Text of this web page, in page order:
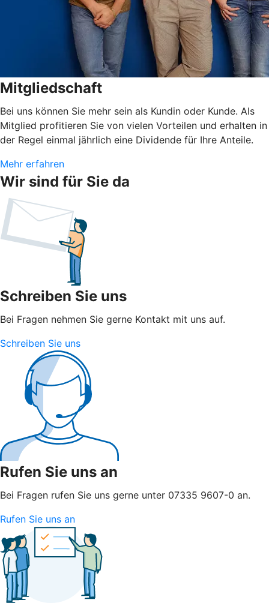
Mitgliedschaft
Bei uns können Sie mehr sein als Kundin oder Kunde. Als
Mitglied profitieren Sie von vielen Vorteilen und erhalten in
der Regel einmal jährlich eine Dividende für Ihre Anteile.
Mehr erfahren
Wir sind für Sie da
Schreiben Sie uns
Bei Fragen nehmen Sie gerne Kontakt mit uns auf.
Schreiben Sie uns
Rufen Sie uns an
Bei Fragen rufen Sie uns gerne unter 07335 9607-0 an.
Rufen Sie uns an